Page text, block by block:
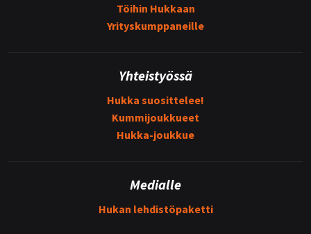
Töihin Hukkaan
Yrityskumppaneille
Yhteistyössä
Hukka suosittelee!
Kummijoukkueet
Hukka-joukkue
Medialle
Hukan lehdistöpaketti